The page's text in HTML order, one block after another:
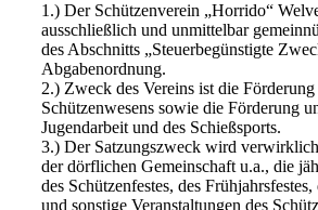
1.) Der Schützenverein „Horrido“
ausschließlich und unmittelbar
des Abschnitts „Steuerbegünstigte
Abgabenordnung.
2.) Zweck des Vereins ist die
Schützenwesens sowie die Förderung
Jugendarbeit und des Schießsports.
3.) Der Satzungszweck wird
der dörflichen Gemeinschaft u.a., die
des Schützenfestes, des
und sonstige Veranstaltungen des